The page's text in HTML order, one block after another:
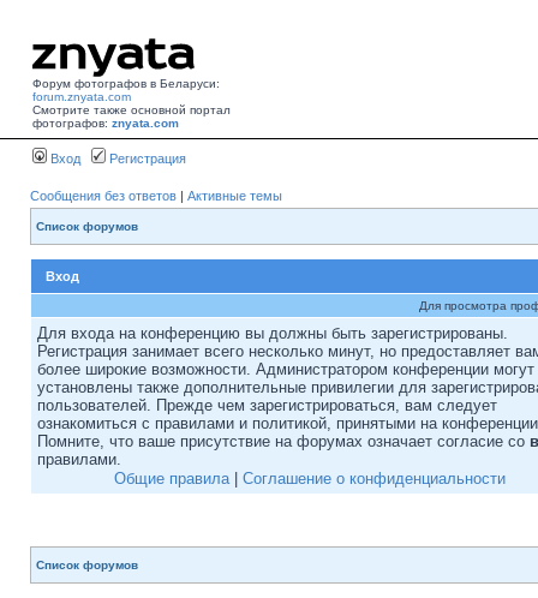
Форум фотографов в Беларуси:
forum.znyata.com
Смотрите также основной портал
фотографов: znyata.com
Вход Регистрация
Сообщения без ответов | Активные темы
Список форумов
Вход
Для просмотра
Для входа на конференцию вы должны быть зарегистрированы.
Регистрация занимает всего несколько минут, но предоставляет
более широкие возможности. Администратором конференции
установлены также дополнительные привилегии для
пользователей. Прежде чем зарегистрироваться, вам следует
ознакомиться с правилами и политикой, принятыми на
Помните, что ваше присутствие на форумах означает согласие со
правилами.
Общие правила| Соглашение о конфиденциальности
Список форумов